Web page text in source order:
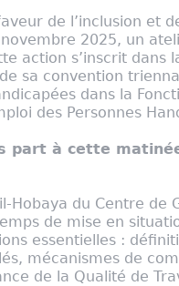
de l’inclusion et
novembre 2025, un
action s’inscrit dans
sa convention
dans la
des Personnes
part à cette
Hobaya du Centre de
de mise en
essentielles :
mécanismes de
de la Qualité de